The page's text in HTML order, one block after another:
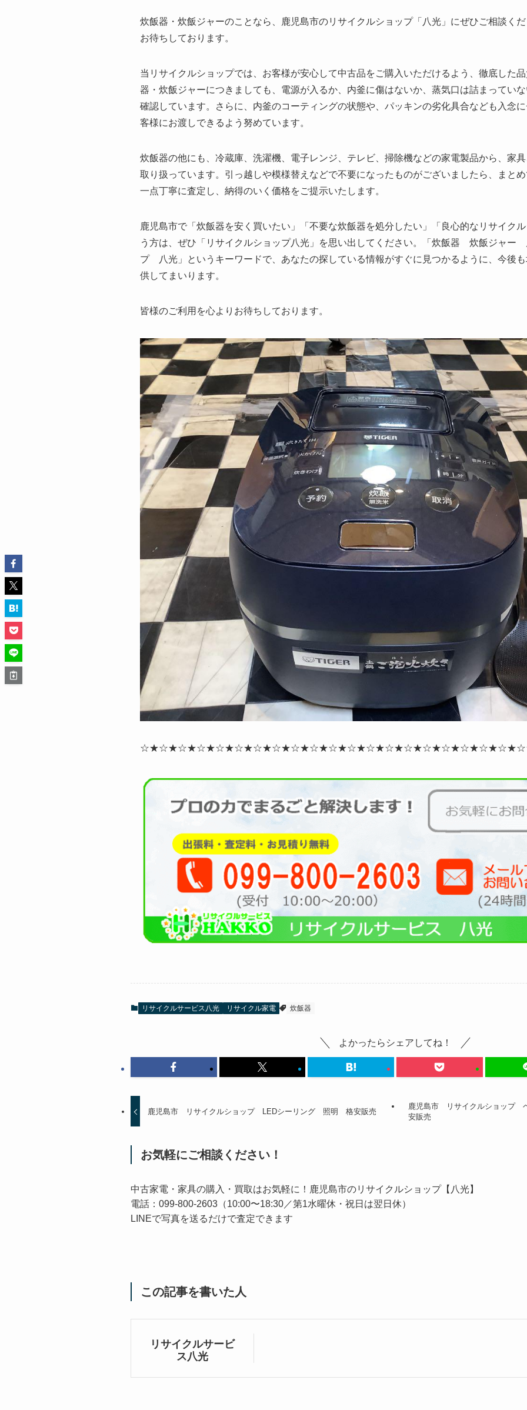
炊飯器・炊飯ジャーのことなら、鹿児島市のリサイクルショップ「八光」にぜひご相談く
お待ちしております。
当リサイクルショップでは、お客様が安心して中古品をご購入いただけるよう、徹底した
器・炊飯ジャーにつきましても、電源が入るか、内釜に傷はないか、蒸気口は詰まってい
確認しています。さらに、内釜のコーティングの状態や、パッキンの劣化具合なども入念
客様にお渡しできるよう努めています。
炊飯器の他にも、冷蔵庫、洗濯機、電子レンジ、テレビ、掃除機などの家電製品から、家
取り扱っています。引っ越しや模様替えなどで不要になったものがございましたら、まと
一点丁寧に査定し、納得のいく価格をご提示いたします。
鹿児島市で「炊飯器を安く買いたい」「不要な炊飯器を処分したい」「良心的なリサイク
う方は、ぜひ「リサイクルショップ八光」を思い出してください。「炊飯器 炊飯ジャ
プ 八光」というキーワードで、あなたの探している情報がすぐに見つかるように、今後
供してまいります。
皆様のご利用を心よりお待ちしております。
リサイクルサービス八光 リサイクル家電 炊飯器
よかったらシェアしてね！
鹿児島市 リサイクルショップ LEDシーリング 照明 格安販売
鹿児島市 リサイクルショップ
安販売
お気軽にご相談ください！
中古家電・家具の購入・買取はお気軽に！鹿児島市のリサイクルショップ【八光】
電話：099-800-2603（10:00〜18:30／第1水曜休・祝日は翌日休）
LINEで写真を送るだけで査定できます
この記事を書いた人
リサイクルサービ
ス八光